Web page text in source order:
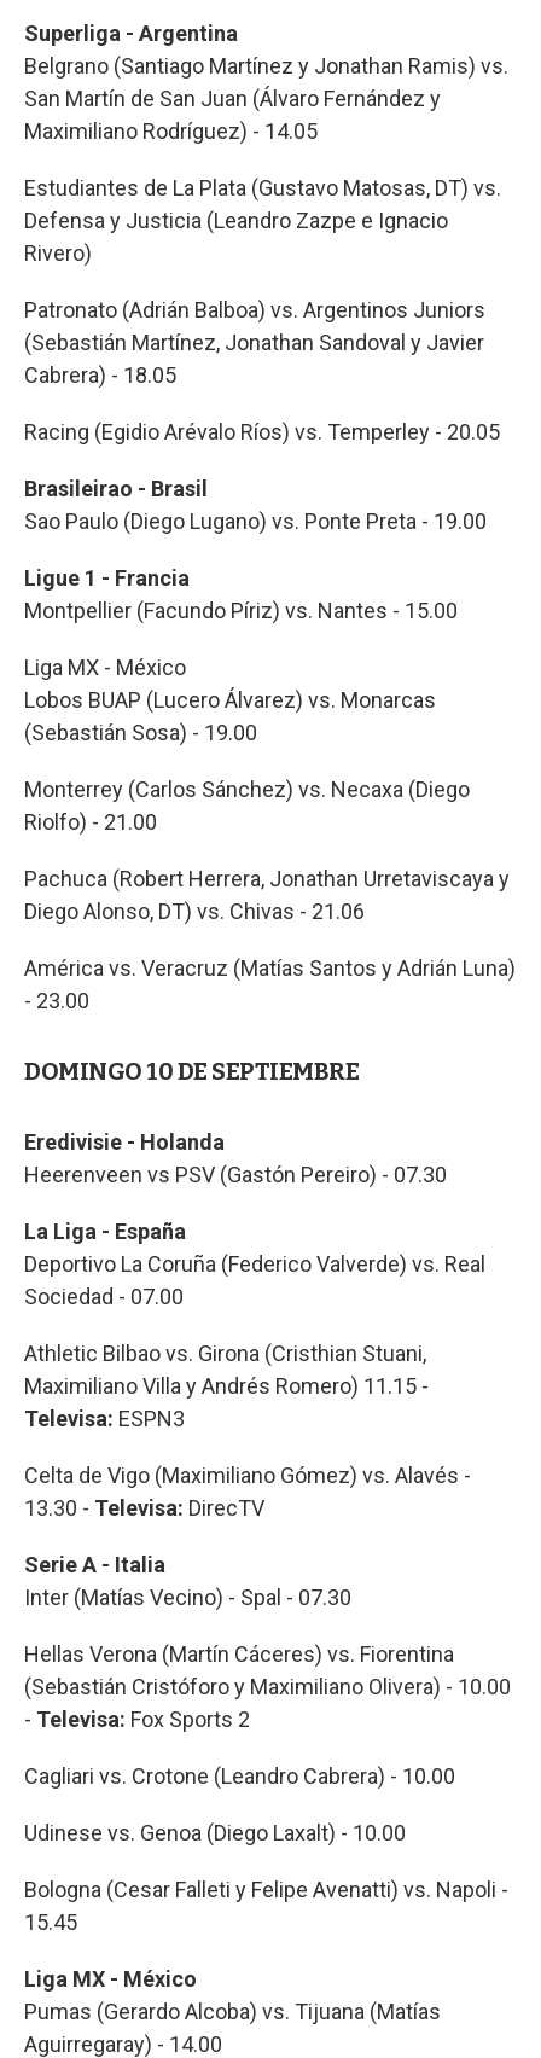
Superliga - Argentina
Belgrano (Santiago Martínez y Jonathan Ramis) vs.
San Martín de San Juan (Álvaro Fernández y
Maximiliano Rodríguez) - 14.05
Estudiantes de La Plata (Gustavo Matosas, DT) vs.
Defensa y Justicia (Leandro Zazpe e Ignacio
Rivero)
Patronato (Adrián Balboa) vs. Argentinos Juniors
(Sebastián Martínez, Jonathan Sandoval y Javier
Cabrera) - 18.05
Racing (Egidio Arévalo Ríos) vs. Temperley - 20.05
Brasileirao - Brasil
Sao Paulo (Diego Lugano) vs. Ponte Preta - 19.00
Ligue 1 - Francia
Montpellier (Facundo Píriz) vs. Nantes - 15.00
Liga MX - México
Lobos BUAP (Lucero Álvarez) vs. Monarcas
(Sebastián Sosa) - 19.00
Monterrey (Carlos Sánchez) vs. Necaxa (Diego
Riolfo) - 21.00
Pachuca (Robert Herrera, Jonathan Urretaviscaya y
Diego Alonso, DT) vs. Chivas - 21.06
América vs. Veracruz (Matías Santos y Adrián Luna)
- 23.00
DOMINGO 10 DE SEPTIEMBRE
Eredivisie - Holanda
Heerenveen vs PSV (Gastón Pereiro) - 07.30
La Liga - España
Deportivo La Coruña (Federico Valverde) vs. Real
Sociedad - 07.00
Athletic Bilbao vs. Girona (Cristhian Stuani,
Maximiliano Villa y Andrés Romero) 11.15 -
Televisa: ESPN3
Celta de Vigo (Maximiliano Gómez) vs. Alavés -
13.30 - Televisa: DirecTV
Serie A - Italia
Inter (Matías Vecino) - Spal - 07.30
Hellas Verona (Martín Cáceres) vs. Fiorentina
(Sebastián Cristóforo y Maximiliano Olivera) - 10.00
- Televisa: Fox Sports 2
Cagliari vs. Crotone (Leandro Cabrera) - 10.00
Udinese vs. Genoa (Diego Laxalt) - 10.00
Bologna (Cesar Falleti y Felipe Avenatti) vs. Napoli -
15.45
Liga MX - México
Pumas (Gerardo Alcoba) vs. Tijuana (Matías
Aguirregaray) - 14.00